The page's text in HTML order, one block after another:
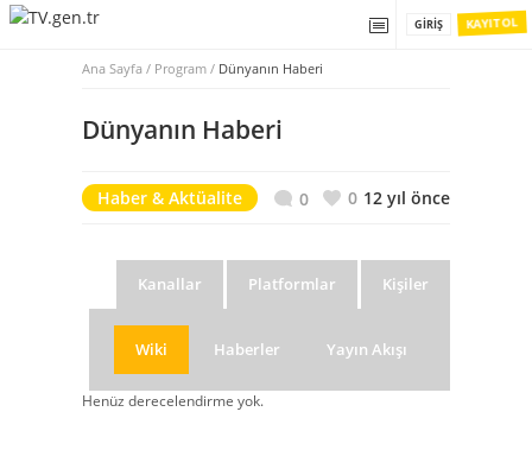
KAYIT OL
GIRIŞ
Ana Sayfa / Program / Dünyanın Haberi
Dünyanın Haberi
Haber & Aktüalite 0 0 12 yıl önce
Kişiler
Platformlar
Kanallar
Yayın Akışı
Haberler
Wiki
Henüz derecelendirme yok.